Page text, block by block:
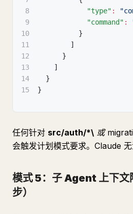
8
"type" :
9
"command" :
10
}
11
]
12
}
13
]
14
}
15
}
任何针对 src/auth/*\ 或
会触发计划模式要求。Claude 无
模式 5：子 Agent 上下文
步）